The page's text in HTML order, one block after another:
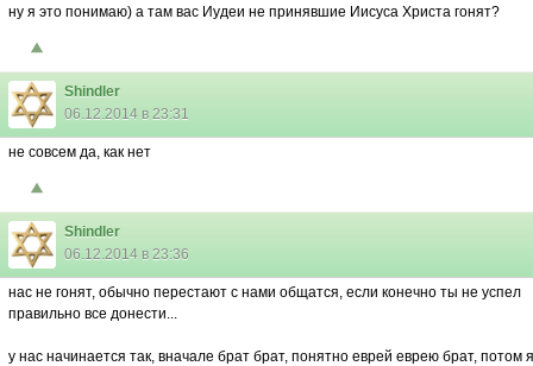
ну я это понимаю) а там вас Иудеи не принявшие Иисуса Христа гонят?
Shindler
06.12.2014 в 23:31
не совсем да, как нет
Shindler
06.12.2014 в 23:36
нас не гонят, обычно перестают с нами общатся, если конечно ты не успел
правильно все донести...
у нас начинается так, вначале брат брат, понятно еврей еврею брат, потом я